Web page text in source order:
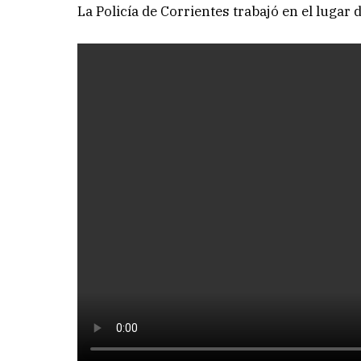
La Policía de Corrientes trabajó en el lugar